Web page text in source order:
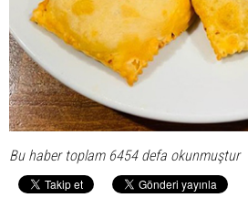
Bu haber toplam 6454 defa okunmuştur